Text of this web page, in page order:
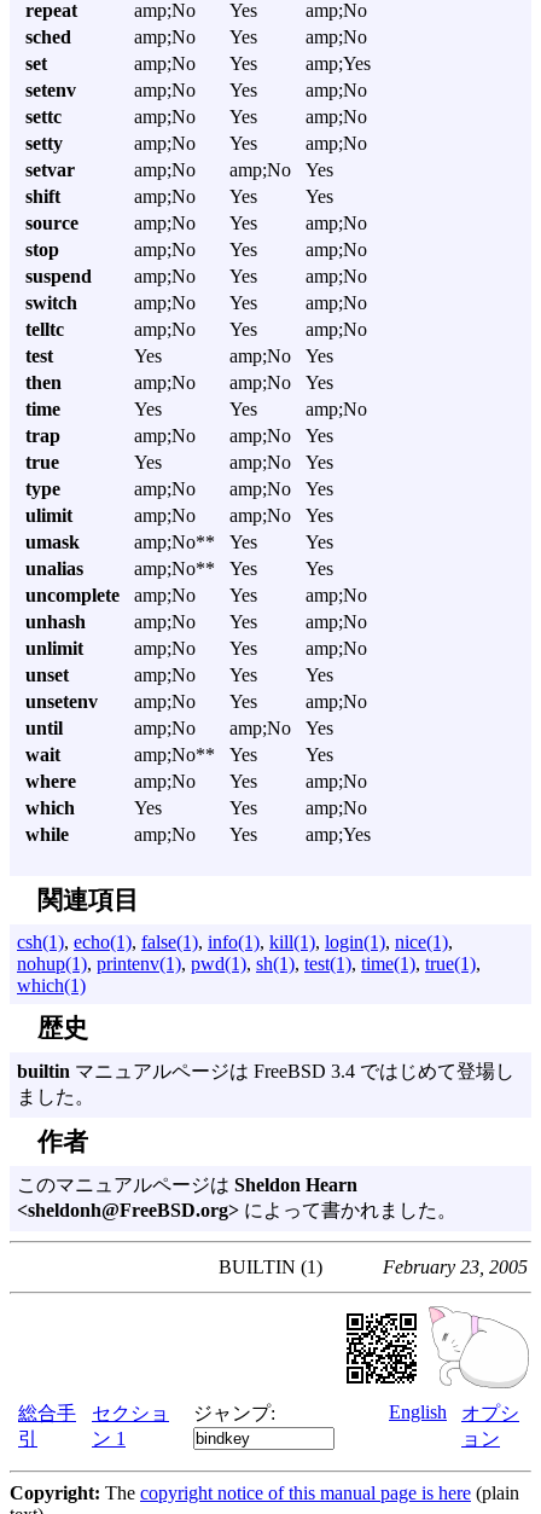
repeat
amp;No Yes
amp;No
sched
amp;No Yes
amp;No
set
amp;No Yes
amp;Yes
setenv
amp;No Yes
amp;No
settc
amp;No Yes
amp;No
setty
amp;No Yes
amp;No
setvar
amp;No amp;No
Yes
shift
amp;No Yes
Yes
source
amp;No Yes
amp;No
stop
amp;No Yes
amp;No
suspend
amp;No Yes
amp;No
switch
amp;No Yes
amp;No
telltc
amp;No Yes
amp;No
test
Yes amp;No
Yes
then
amp;No amp;No
Yes
time
Yes Yes
amp;No
trap
amp;No amp;No
Yes
true
Yes amp;No
Yes
type
amp;No amp;No
Yes
ulimit
amp;No amp;No
Yes
umask
amp;No** Yes
Yes
unalias
amp;No** Yes
Yes
uncomplete
amp;No Yes
amp;No
unhash
amp;No Yes
amp;No
unlimit
amp;No Yes
amp;No
unset
amp;No Yes
Yes
unsetenv
amp;No Yes
amp;No
until
amp;No amp;No
Yes
wait
amp;No** Yes
Yes
where
amp;No Yes
amp;No
which
Yes Yes
amp;No
while
amp;No Yes amp;Yes
関連項目
csh(1), echo(1), false(1), info(1), kill(1), login(1), nice(1),
nohup(1), printenv(1), pwd(1), sh(1), test(1), time(1), true(1),
which(1)
歴史
builtin マニュアルページは FreeBSD 3.4 ではじめて登場し
ました。
作者
このマニュアルページは Sheldon Hearn
<sheldonh@FreeBSD.org> によって書かれました。
BUILTIN (1) February 23, 2005
総合手
引
セクショ
ン 1
ジャンプ: English
オプシ
ョン
Copyright: The copyright notice of this manual page is here (plain